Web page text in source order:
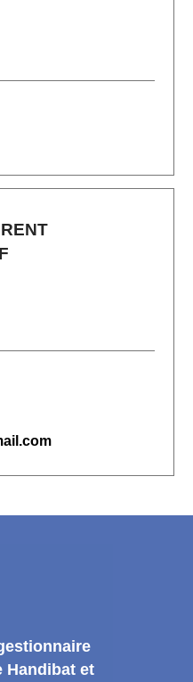
Handibat et